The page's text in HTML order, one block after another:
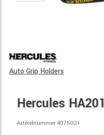
Auto Grip Holders
Hercules HA201
Artikelnummer 4075021